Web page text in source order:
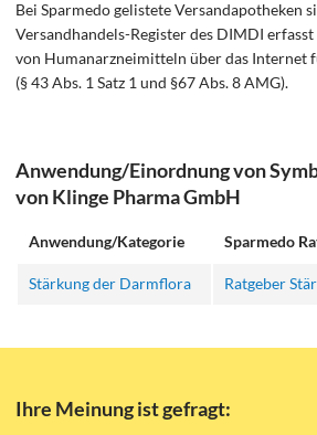
Bei Sparmedo gelistete Versandapotheken
Versandhandels-Register des DIMDI
von Humanarzneimitteln über das Internet
(§ 43 Abs. 1 Satz 1 und §67 Abs. 8 AMG).
Anwendung/Einordnung von
von Klinge Pharma GmbH
Anwendung/Kategorie Sparmedo
Stärkung der Darmflora Ratgeber
Ihre Meinung ist gefragt: